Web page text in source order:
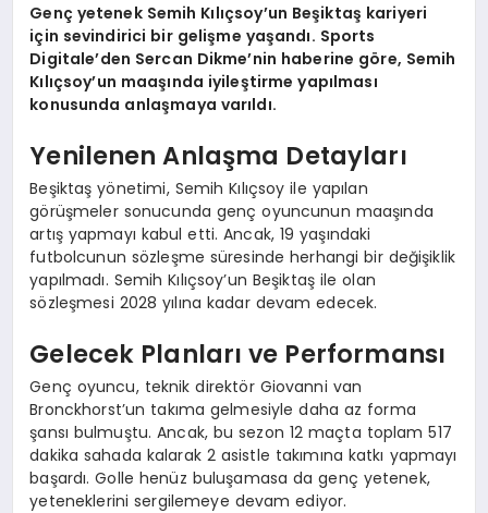
MAGAZIN
YAŞAM
DÜNYA
SAĞLIK
EĞITIM
Genç yetenek Semih Kılıçsoy’un Beşiktaş kariyeri
için sevindirici bir gelişme yaşandı. Sports
Digitale’den Sercan Dikme’nin haberine göre, Semih
Kılıçsoy’un maaşında iyileştirme yapılması
konusunda anlaşmaya varıldı.
Yenilenen Anlaşma Detayları
Beşiktaş yönetimi, Semih Kılıçsoy ile yapılan
görüşmeler sonucunda genç oyuncunun maaşında
artış yapmayı kabul etti. Ancak, 19 yaşındaki
futbolcunun sözleşme süresinde herhangi bir değişiklik
yapılmadı. Semih Kılıçsoy’un Beşiktaş ile olan
sözleşmesi 2028 yılına kadar devam edecek.
Gelecek Planları ve Performansı
Genç oyuncu, teknik direktör Giovanni van
Bronckhorst’un takıma gelmesiyle daha az forma
şansı bulmuştu. Ancak, bu sezon 12 maçta toplam 517
dakika sahada kalarak 2 asistle takımına katkı yapmayı
başardı. Golle henüz buluşamasa da genç yetenek,
yeteneklerini sergilemeye devam ediyor.